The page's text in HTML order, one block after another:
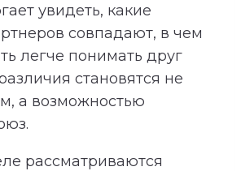
увидеть, какие
совпадают, в чем
легче понимать друг
становятся не
а возможностью
рассматриваются